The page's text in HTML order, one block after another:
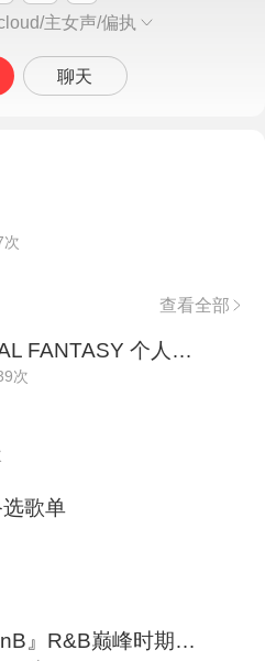
主女声/偏执
聊天
次
查看全部
最终幻想·FINAL FANTASY 个人推荐曲目合集
次
歌单
『R&B and RnB』R&B巅峰时期作品大全